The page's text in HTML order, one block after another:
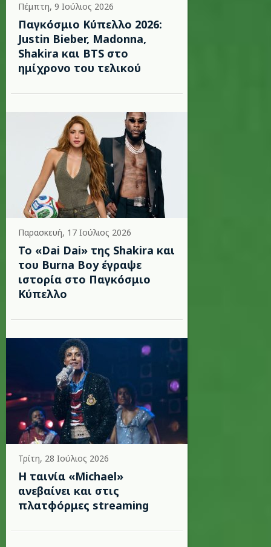
Πέμπτη, 9 Ιούλιος 2026
Παγκόσμιο Κύπελλο 2026:
Justin Bieber, Madonna,
Shakira και BTS στο
ημίχρονο του τελικού
Παρασκευή, 17 Ιούλιος 2026
To «Dai Dai» της Shakira και
του Burna Boy έγραψε
ιστορία στο Παγκόσμιο
Κύπελλο
Τρίτη, 28 Ιούλιος 2026
Η ταινία «Michael»
ανεβαίνει και στις
πλατφόρμες streaming